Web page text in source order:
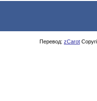
Перевод: zCarot